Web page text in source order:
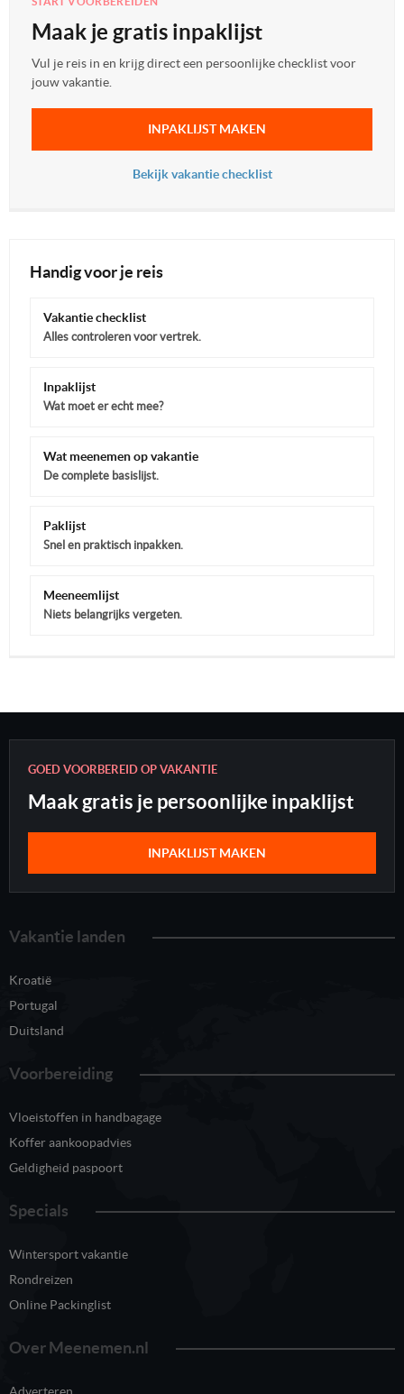
Maak je gratis inpaklijst
Vul je reis in en krijg direct een persoonlijke checklist voor
jouw vakantie.
INPAKLIJST MAKEN
Bekijk vakantie checklist
Handig voor je reis
Vakantie checklist
Alles controleren voor vertrek.
Inpaklijst
Wat moet er echt mee?
Wat meenemen op vakantie
De complete basislijst.
Paklijst
Snel en praktisch inpakken.
Meeneemlijst
Niets belangrijks vergeten.
GOED VOORBEREID OP VAKANTIE
Maak gratis je persoonlijke inpaklijst
INPAKLIJST MAKEN
Vakantie landen
Kroatië
Portugal
Duitsland
Voorbereiding
Vloeistoffen in handbagage
Koffer aankoopadvies
Geldigheid paspoort
Specials
Wintersport vakantie
Rondreizen
Online Packinglist
Over Meenemen.nl